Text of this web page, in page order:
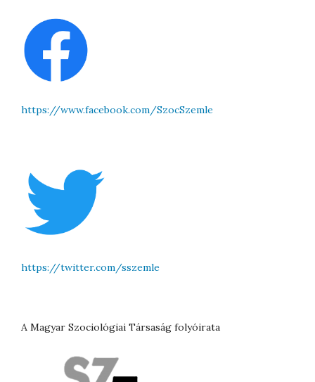
https://www.facebook.com/SzocSzemle
https://twitter.com/sszemle
A Magyar Szociológiai Társaság folyóirata